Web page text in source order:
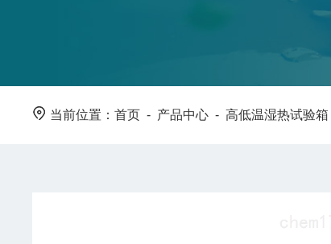
当前位置：首页 - 产品中心 -高低温湿热试验箱